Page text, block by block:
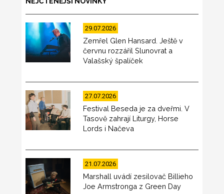
29.07.2026
Zemřel Glen Hansard. Ještě v
červnu rozzářil Slunovrat a
Valašský špalíček
27.07.2026
Festival Beseda je za dveřmi. V
Tasově zahrají Liturgy, Horse
Lords i Načeva
21.07.2026
Marshall uvádí zesilovač Billieho
Joe Armstronga z Green Day